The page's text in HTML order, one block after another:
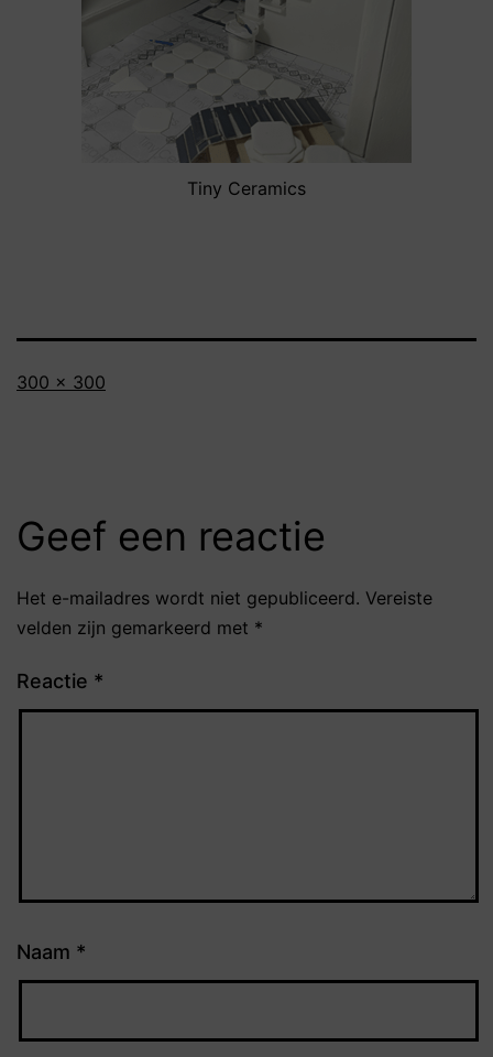
Tiny Ceramics
Volledige
300 × 300
Geef een reactie
Het e-mailadres wordt niet gepubliceerd. Vereiste
velden zijn gemarkeerd met *
Reactie *
Naam *